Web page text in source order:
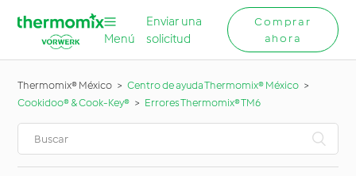
Menú
Enviar una
solicitud
Comprar
ahora
Thermomix® México
Centro de ayuda Thermomix® México
Cookidoo® & Cook-Key®
Errores Thermomix® TM6